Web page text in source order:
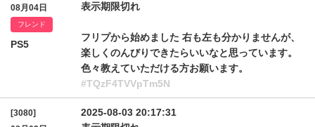
08月04日
フレンド
PS5
表示期限切れ
フリプから始めました 右も左も分かりませんが、
楽しくのんびりできたらいいなと思っています。
色々教えていただける方お願います。
#TQzF4TVVpTm5N
[3080]
2025-08-03 20:17:31